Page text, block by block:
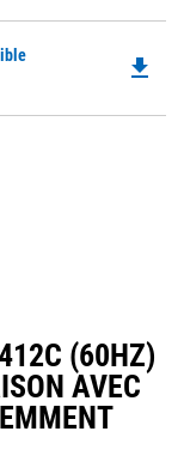
file_download
(60HZ)
AVEC